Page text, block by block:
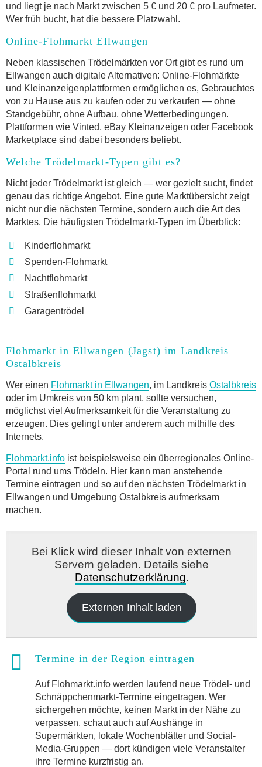
und liegt je nach Markt zwischen 5 € und 20 € pro Laufmeter.
Wer früh bucht, hat die bessere Platzwahl.
Online-Flohmarkt Ellwangen
Neben klassischen Trödelmärkten vor Ort gibt es rund um
Ellwangen auch digitale Alternativen: Online-Flohmärkte
und Kleinanzeigenplattformen ermöglichen es, Gebrauchtes
von zu Hause aus zu kaufen oder zu verkaufen — ohne
Standgebühr, ohne Aufbau, ohne Wetterbedingungen.
Plattformen wie Vinted, eBay Kleinanzeigen oder Facebook
Marketplace sind dabei besonders beliebt.
Welche Trödelmarkt-Typen gibt es?
Nicht jeder Trödelmarkt ist gleich — wer gezielt sucht, findet
genau das richtige Angebot. Eine gute Marktübersicht zeigt
nicht nur die nächsten Termine, sondern auch die Art des
Marktes. Die häufigsten Trödelmarkt-Typen im Überblick:
Kinderflohmarkt
Spenden-Flohmarkt
Nachtflohmarkt
Straßenflohmarkt
Garagentrödel
Flohmarkt in Ellwangen (Jagst) im Landkreis
Ostalbkreis
Wer einen Flohmarkt in Ellwangen, im Landkreis Ostalbkreis
oder im Umkreis von 50 km plant, sollte versuchen,
möglichst viel Aufmerksamkeit für die Veranstaltung zu
erzeugen. Dies gelingt unter anderem auch mithilfe des
Internets.
Flohmarkt.info ist beispielsweise ein überregionales Online-
Portal rund ums Trödeln. Hier kann man anstehende
Termine eintragen und so auf den nächsten Trödelmarkt in
Ellwangen und Umgebung Ostalbkreis aufmerksam
machen.
Bei Klick wird dieser Inhalt von externen
Servern geladen. Details siehe
Datenschutzerklärung.
Externen Inhalt laden
Termine in der Region eintragen
Auf Flohmarkt.info werden laufend neue Trödel- und
Schnäppchenmarkt-Termine eingetragen. Wer
sichergehen möchte, keinen Markt in der Nähe zu
verpassen, schaut auch auf Aushänge in
Supermärkten, lokale Wochenblätter und Social-
Media-Gruppen — dort kündigen viele Veranstalter
ihre Termine kurzfristig an.